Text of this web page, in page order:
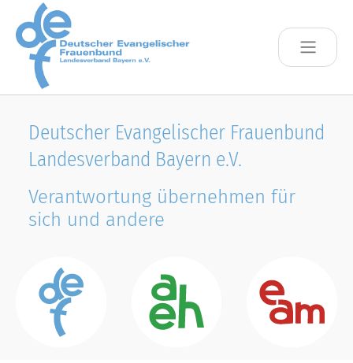
Skip to main content
Deutscher Evangelischer Frauenbund
Landesverband Bayern e.V.
Verantwortung übernehmen für
sich und andere